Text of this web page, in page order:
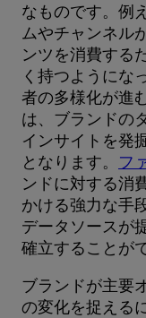
なものです。例
ムやチャンネル
ンツを消費する
く持つようにな
者の多様化が進
は、ブランドの
インサイトを発
となります。 フ
ンドに対する消
かける強力な手
データソースが
確立することが
ブランドが主要
の変化を捉える